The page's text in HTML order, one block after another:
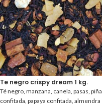
Te negro crispy dream 1 kg.
Té negro, manzana, canela, pasas, piña
confitada, papaya confitada, almendra